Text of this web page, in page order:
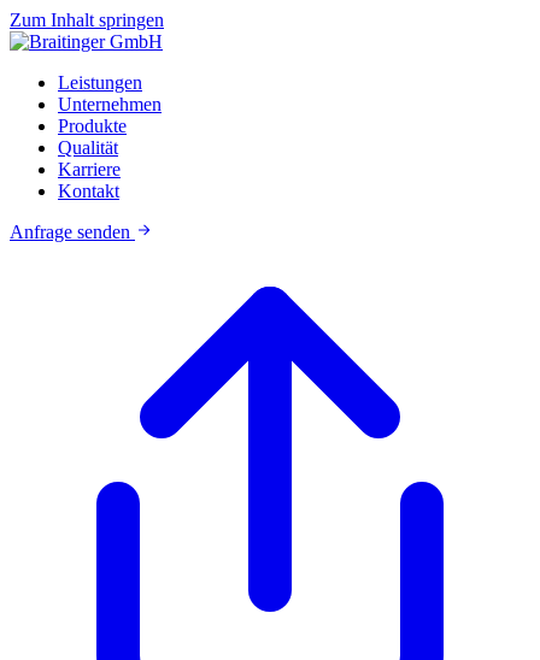
Zum Inhalt springen
Leistungen
Unternehmen
Produkte
Qualität
Karriere
Kontakt
Anfrage senden